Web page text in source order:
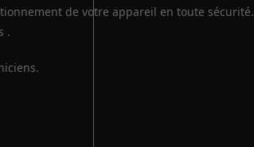
de votre appareil en toute sécurité.
.